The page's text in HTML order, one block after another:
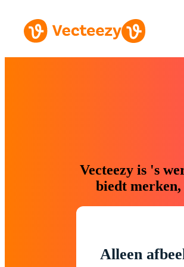
Vecteezy is 's
biedt merken,
Alleen